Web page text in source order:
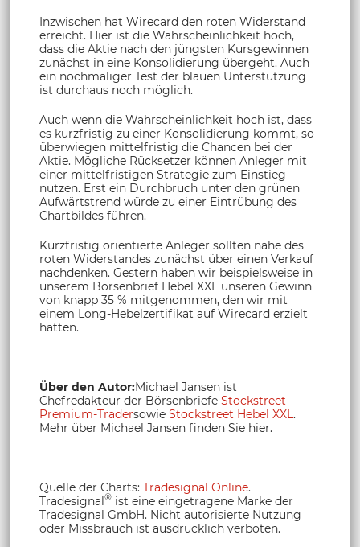
Inzwischen hat Wirecard den roten Widerstand
erreicht. Hier ist die Wahrscheinlichkeit hoch,
dass die Aktie nach den jüngsten Kursgewinnen
zunächst in eine Konsolidierung übergeht. Auch
ein nochmaliger Test der blauen Unterstützung
ist durchaus noch möglich.
Auch wenn die Wahrscheinlichkeit hoch ist, dass
es kurzfristig zu einer Konsolidierung kommt, so
überwiegen mittelfristig die Chancen bei der
Aktie. Mögliche Rücksetzer können Anleger mit
einer mittelfristigen Strategie zum Einstieg
nutzen. Erst ein Durchbruch unter den grünen
Aufwärtstrend würde zu einer Eintrübung des
Chartbildes führen.
Kurzfristig orientierte Anleger sollten nahe des
roten Widerstandes zunächst über einen Verkauf
nachdenken. Gestern haben wir beispielsweise in
unserem Börsenbrief Hebel XXL unseren Gewinn
von knapp 35 % mitgenommen, den wir mit
einem Long-Hebelzertifikat auf Wirecard erzielt
hatten.
Über den Autor:Michael Jansen ist
Chefredakteur der Börsenbriefe Stockstreet
Premium-Tradersowie Stockstreet Hebel XXL.
Mehr über Michael Jansen finden Sie hier.
Quelle der Charts: Tradesignal Online.
Tradesignal® ist eine eingetragene Marke der
Tradesignal GmbH. Nicht autorisierte Nutzung
oder Missbrauch ist ausdrücklich verboten.